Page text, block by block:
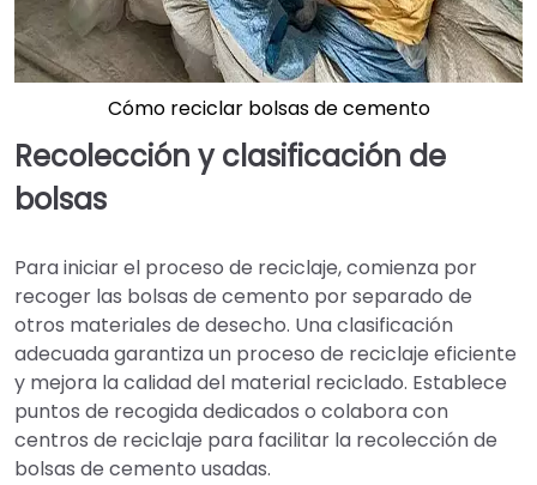
Cómo reciclar bolsas de cemento
Recolección y clasificación de
bolsas
Para iniciar el proceso de reciclaje, comienza por
recoger las bolsas de cemento por separado de
otros materiales de desecho. Una clasificación
adecuada garantiza un proceso de reciclaje eficiente
y mejora la calidad del material reciclado. Establece
puntos de recogida dedicados o colabora con
centros de reciclaje para facilitar la recolección de
bolsas de cemento usadas.